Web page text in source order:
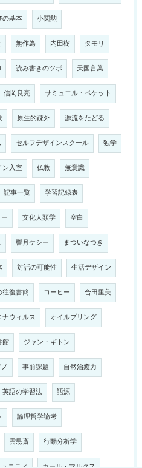
の基本 小関勲
無作為 内田樹 タモリ
読み書きのツボ 天国言葉
信岡良亮 サミュエル・ベケット
原生的疎外 源流をたどる
セルフデザインスクール 独学
ン入室 仏教 無意識
記事一覧 学習記録表
文化人類学 空白
響月ケシー まついなつき
対話の可能性 生活デザイン
往復書簡 コーヒー 合田里美
ウィルス オイルプリング
館 ジャン・ギトン
事前課題 自然治癒力
英語の学習法 語源
論理哲学論考
雲黒斎 行動分析学